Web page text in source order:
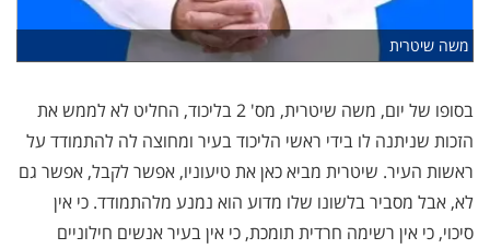
משה שיטרית
בסופו של יום, משה שיטרית, מס' 2 בליכוד, החליט לא לממש את
הזכות שניתנה לו בידי ראשי הליכוד בעיר ומחוצה לה להתמודד על
ראשות העיר. שיטרית מביא כאן את טיעוניו, אפשר לקבל, אפשר גם
לא, אבל מסביר בלשונו שלו מדוע הוא נמנע מלהתמודד. כי אין
סיכוי, כי אין רשימה חרדית תומכת, כי אין בעיר אנשים חילוניים